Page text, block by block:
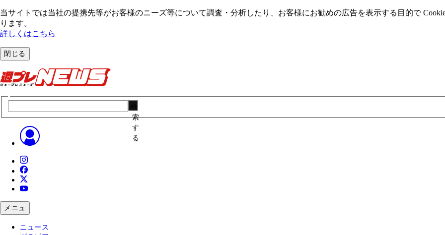
当サイトでは当社の提携先等がお客様のニーズ等について調査・分析したり、お客様にお勧めの広告を表⽰する⽬的で
ります。
詳しくはこちら
閉じる
索
す
る
メニュ
ニュース